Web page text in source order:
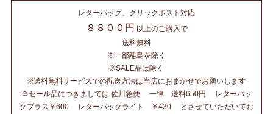
レターパック、クリックポスト対応
８８００円 以上のご購入で
送料無料
※一部離島を除く
※SALE品は除く
※送料無料サービスでの配送方法は当店におまかせでお願いします
※セール品につきましては 佐川急便 一律 送料650円 レターパッ
クプラス￥600 レターパックライト ￥430 とさせていただいてお